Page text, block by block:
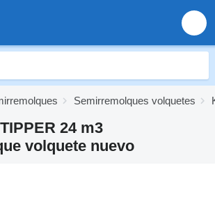
Semirremolques volquetes
24 m3
volquete nuevo